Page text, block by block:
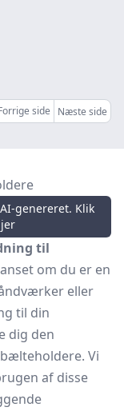
side Næste side
genereret. Klik
til
om du er en
eller
til din
dig den
Vi
af disse